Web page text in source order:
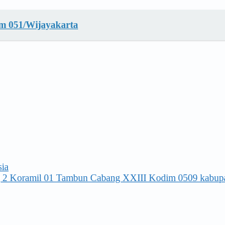
051/Wijayakarta
Koramil 01 Tambun Cabang XXIII Kodim 0509